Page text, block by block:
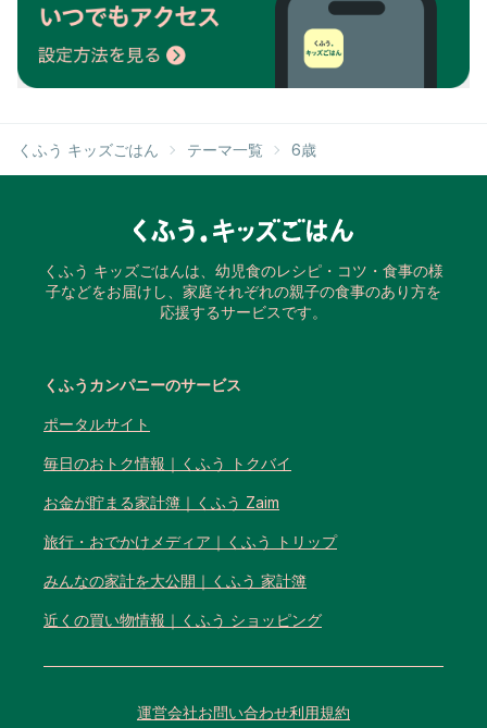
くふう キッズごはん テーマ一覧 6歳
くふう キッズごはんは、幼児食のレシピ・コツ・食事の様
子などをお届けし、家庭それぞれの親子の食事のあり方を
応援するサービスです。
くふうカンパニーのサービス
ポータルサイト
毎日のおトク情報｜くふう トクバイ
お金が貯まる家計簿｜くふう Zaim
旅行・おでかけメディア｜くふう トリップ
みんなの家計を大公開｜くふう 家計簿
近くの買い物情報｜くふう ショッピング
運営会社お問い合わせ利用規約